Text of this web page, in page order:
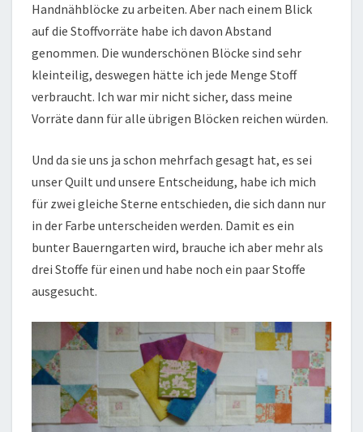
Handnähblöcke zu arbeiten. Aber nach einem Blick
auf die Stoffvorräte habe ich davon Abstand
genommen. Die wunderschönen Blöcke sind sehr
kleinteilig, deswegen hätte ich jede Menge Stoff
verbraucht. Ich war mir nicht sicher, dass meine
Vorräte dann für alle übrigen Blöcken reichen würden.
Und da sie uns ja schon mehrfach gesagt hat, es sei
unser Quilt und unsere Entscheidung, habe ich mich
für zwei gleiche Sterne entschieden, die sich dann nur
in der Farbe unterscheiden werden. Damit es ein
bunter Bauerngarten wird, brauche ich aber mehr als
drei Stoffe für einen und habe noch ein paar Stoffe
ausgesucht.